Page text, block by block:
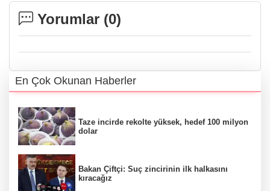
Yorumlar (0)
En Çok Okunan Haberler
Taze incirde rekolte yüksek, hedef 100 milyon
dolar
Bakan Çiftçi: Suç zincirinin ilk halkasını
kıracağız